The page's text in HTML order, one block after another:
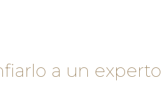
a un experto